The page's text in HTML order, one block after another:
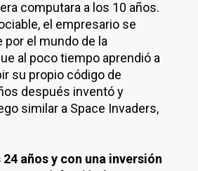
computara a los 10 años.
el empresario se
el mundo de la
al poco tiempo aprendió a
su propio código de
después inventó y
similar a Space Invaders,
24 años y con una inversión